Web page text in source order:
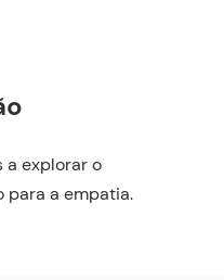
a explorar o
para a empatia.